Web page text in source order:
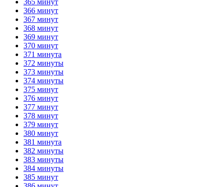
366 минут
367 минут
368 минут
369 минут
370 минут
371 минута
372 минуты
373 минуты
374 минуты
375 минут
376 минут
377 минут
378 минут
379 минут
380 минут
381 минута
382 минуты
383 минуты
384 минуты
385 минут